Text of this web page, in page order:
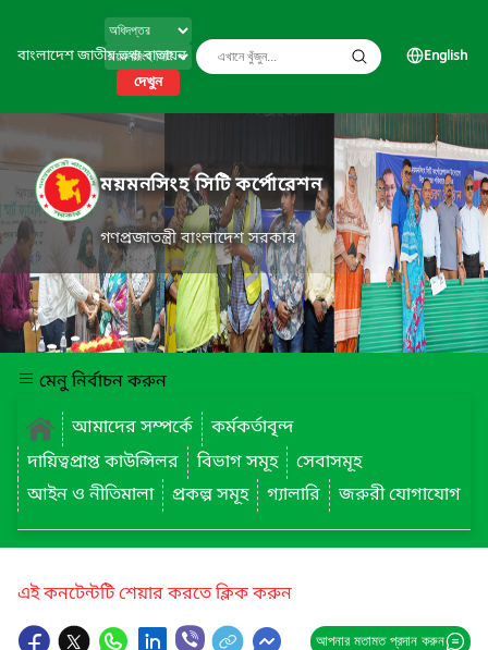
বাংলাদেশ জাতীয় তথ্য বাতায়ন
দেখুন
English
ময়মনসিংহ সিটি কর্পোরেশন
গণপ্রজাতন্ত্রী বাংলাদেশ সরকার
মেনু নির্বাচন করুন
আমাদের সম্পর্কে
কর্মকর্তাবৃন্দ
দায়িত্বপ্রাপ্ত কাউন্সিলর
বিভাগ সমূহ
সেবাসমূহ
আইন ও নীতিমালা
প্রকল্প সমূহ গ্যালারি জরুরী যোগাযোগ
এই কনটেন্টটি শেয়ার করতে ক্লিক করুন
আপনার মতামত প্রদান করুন